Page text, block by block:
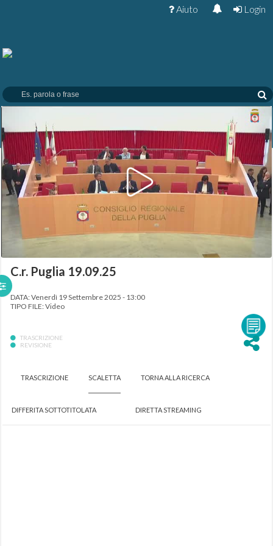
Aiuto Login
C.r. Puglia 19.09.25
DATA: Venerdì 19 Settembre 2025 - 13:00
TIPO FILE: Video
TRASCRIZIONE
REVISIONE
TRASCRIZIONE SCALETTA TORNA ALLA RICERCA
DIFFERITA SOTTOTITOLATA DIRETTA STREAMING